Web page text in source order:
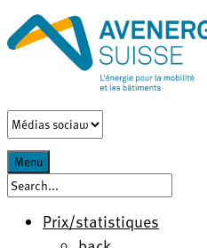
Menu
Prix/statistiques